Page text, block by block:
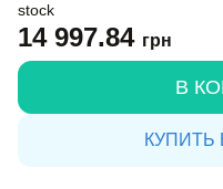
14 997.84 грн
В
КУПИТЬ